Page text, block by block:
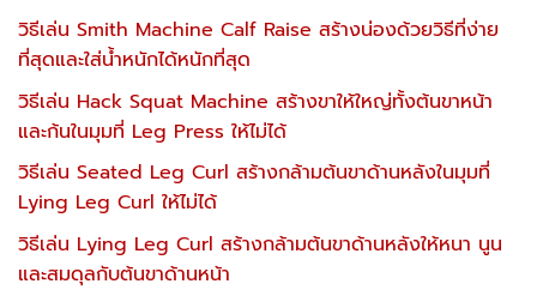
วิธีเล่น Smith Machine Calf Raise สร้างน่องด้วยวิธีที่ง่าย
ที่สุดและใส่น้ำหนักได้หนักที่สุด
วิธีเล่น Hack Squat Machine สร้างขาให้ใหญ่ทั้งต้นขาหน้า
และก้นในมุมที่ Leg Press ให้ไม่ได้
วิธีเล่น Seated Leg Curl สร้างกล้ามต้นขาด้านหลังในมุมที่
Lying Leg Curl ให้ไม่ได้
วิธีเล่น Lying Leg Curl สร้างกล้ามต้นขาด้านหลังให้หนา นูน
และสมดุลกับต้นขาด้านหน้า